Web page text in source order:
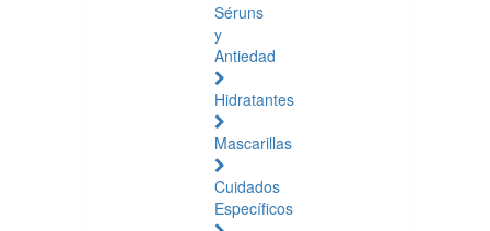
Séruns
y
Antiedad
Hidratantes
Mascarillas
Cuidados
Específicos